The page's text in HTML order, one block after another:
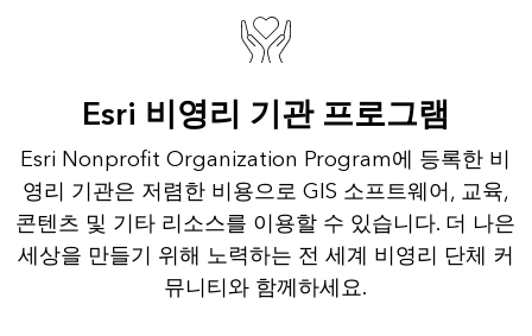
Esri 비영리 기관 프로그램
Esri Nonprofit Organization Program에 등록한 비
영리 기관은 저렴한 비용으로 GIS 소프트웨어, 교육,
콘텐츠 및 기타 리소스를 이용할 수 있습니다. 더 나은
세상을 만들기 위해 노력하는 전 세계 비영리 단체 커
뮤니티와 함께하세요.